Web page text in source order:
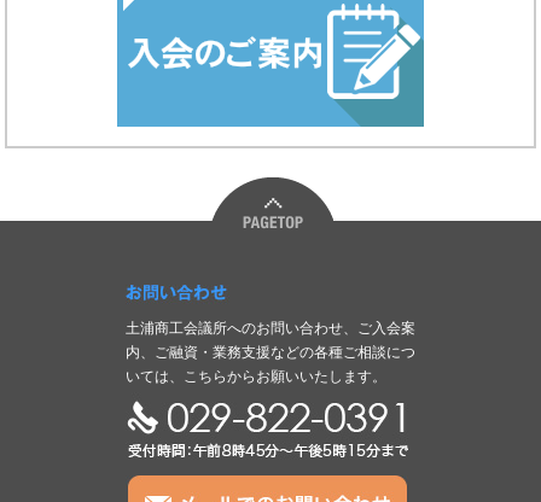
お問い合わせ
土浦商工会議所へのお問い合わせ、ご入会案
内、ご融資・業務支援などの各種ご相談につ
いては、こちらからお願いいたします。
TEL:029-822-0391